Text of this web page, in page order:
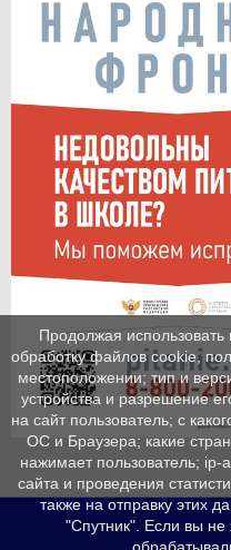
Продолжая использовать
обработку файлов cookie,
местоположении; тип и
устройства и разрешение
на сайт пользователь; с
ОС и Браузера; какие
нажимает пользователь;
сайта и проведения
также на отправку этих
"Спутник". Если вы